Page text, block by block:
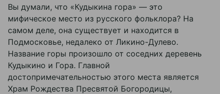
Вы думали, что «Кудыкина гора» — это
мифическое место из русского фольклора? На
самом деле, она существует и находится в
Подмосковье, недалеко от Ликино-Дулево.
Название горы произошло от соседних деревень
Кудыкино и Гора. Главной
достопримечательностью этого места является
Храм Рождества Пресвятой Богородицы,